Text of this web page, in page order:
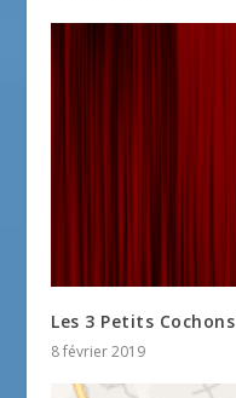
Les 3 Petits Cochons
8 février 2019